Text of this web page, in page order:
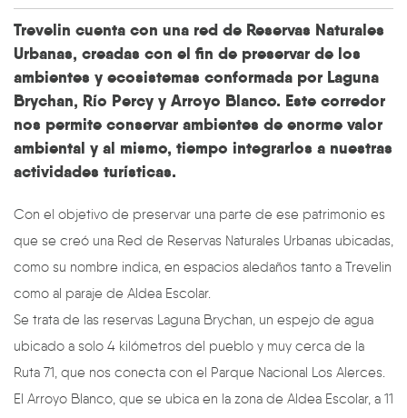
Trevelin cuenta con una red de Reservas Naturales
Urbanas, creadas con el fin de preservar de los
ambientes y ecosistemas conformada por Laguna
Brychan, Río Percy y Arroyo Blanco. Este corredor
nos permite conservar ambientes de enorme valor
ambiental y al mismo, tiempo integrarlos a nuestras
actividades turísticas.
Con el objetivo de preservar una parte de ese patrimonio es
que se creó una Red de Reservas Naturales Urbanas ubicadas,
como su nombre indica, en espacios aledaños tanto a Trevelin
como al paraje de Aldea Escolar.
Se trata de las reservas Laguna Brychan, un espejo de agua
ubicado a solo 4 kilómetros del pueblo y muy cerca de la
Ruta 71, que nos conecta con el Parque Nacional Los Alerces.
El Arroyo Blanco, que se ubica en la zona de Aldea Escolar, a 11